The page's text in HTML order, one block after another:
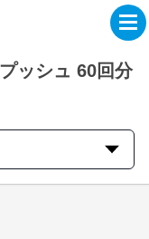
ッシュ 60回分